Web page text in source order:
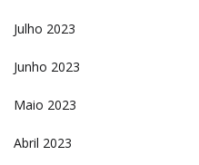
Julho 2023
Junho 2023
Maio 2023
Abril 2023